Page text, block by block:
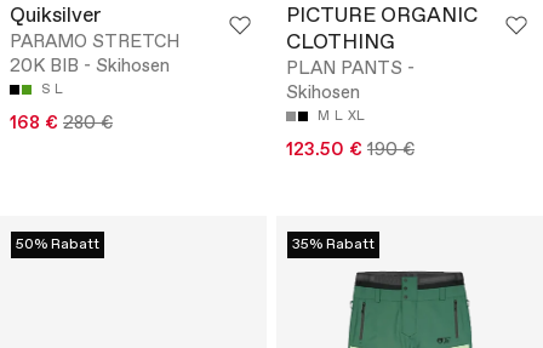
Quiksilver
PARAMO STRETCH
20K BIB - Skihosen
S L
168 € 280 €
PICTURE ORGANIC
CLOTHING
PLAN PANTS -
Skihosen
M L XL
123.50 € 190 €
50% Rabatt 35% Rabatt